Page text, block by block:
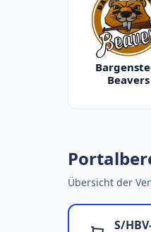
Beavers
Übersicht der
S/